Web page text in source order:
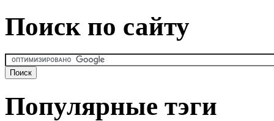
Поиск по сайту
Популярные тэги